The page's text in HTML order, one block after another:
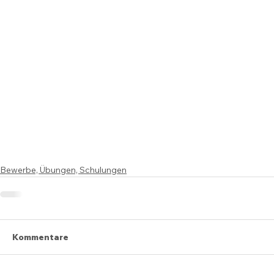
Bewerbe, Übungen, Schulungen
Kommentare